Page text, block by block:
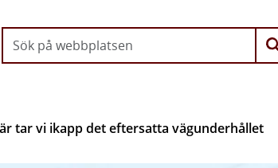
tar vi ikapp det eftersatta vägunderhållet